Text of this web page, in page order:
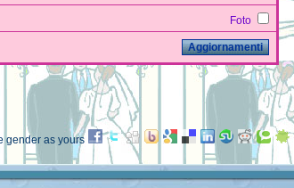
Foto
gender as yours